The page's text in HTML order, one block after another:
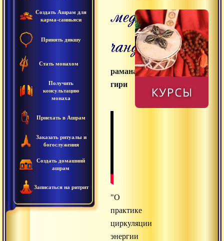
Создать Ашрам для
карма-санньяси
Принять дикшу
Стать монахом
Получить
консультацию
монаха
Приехать в Ашрам
Заказать ритуалы и
богослужения
Создать домашний
ашрам
Записаться на ритрит
медитации
чандали
раманатха
гири
"О
практике
циркуляции
энергии